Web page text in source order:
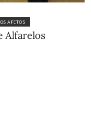
AFETOS
Alfarelos